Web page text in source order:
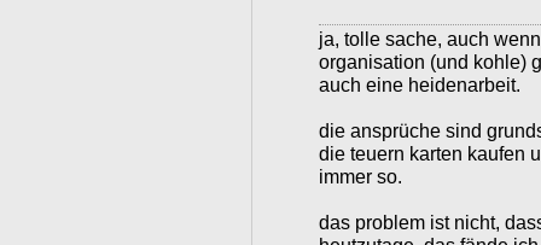
ja, tolle sache, auch
organisation (und kohle)
auch eine heidenarbeit.
die ansprüche sind
die teuern karten kaufen
immer so.
das problem ist nicht,